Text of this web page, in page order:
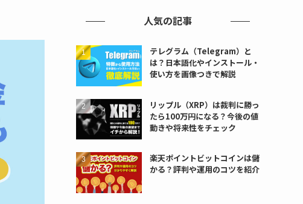
人気の記事
テレグラム（Telegram）と
は？日本語化やインストール・
使い方を画像つきで解説
リップル（XRP）は裁判に勝っ
たら100万円になる？今後の値
動きや将来性をチェック
楽天ポイントビットコインは儲
かる？評判や運用のコツを紹介